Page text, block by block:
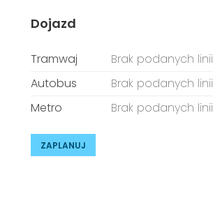
Dojazd
Tramwaj
Brak podanych linii
Autobus
Brak podanych linii
Metro
Brak podanych linii
ZAPLANUJ